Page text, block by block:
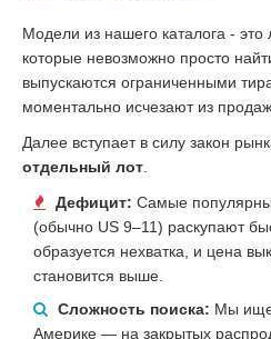
Модели из нашего каталога - это
которые невозможно просто
выпускаются ограниченными
моментально исчезают из
Далее вступает в силу закон
отдельный лот
Дефицит: Самые
(обычно US 9–11) раскупают
образуется нехватка, и цена
становится выше.
Сложность поиска: Мы
Америке — на закрытых